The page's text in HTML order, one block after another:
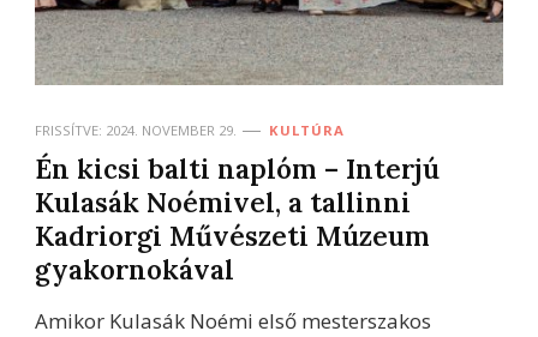
FRISSÍTVE: 2024. NOVEMBER 29. KULTÚRA
Én kicsi balti naplóm – Interjú
Kulasák Noémivel, a tallinni
Kadriorgi Művészeti Múzeum
gyakornokával
Amikor Kulasák Noémi első mesterszakos